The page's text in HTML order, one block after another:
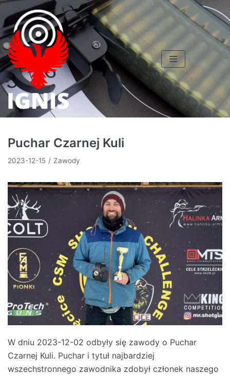
Skocz
do
treści
Puchar Czarnej Kuli
2023-12-15 Zawody
W dniu 2023-12-02 odbyły się zawody o Puchar
Czarnej Kuli. Puchar i tytuł najbardziej
wszechstronnego zawodnika zdobył członek naszego